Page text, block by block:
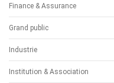
Finance & Assurance
Grand public
Industrie
Institution & Association